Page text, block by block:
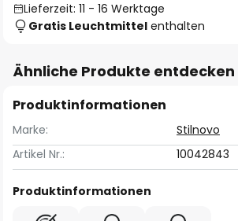
Lieferzeit: 11 - 16 Werktage
Gratis Leuchtmittel enthalten
Ähnliche Produkte entdecken
Produktinformationen
Marke:
Stilnovo
Artikel Nr.:
10042843
Produktinformationen